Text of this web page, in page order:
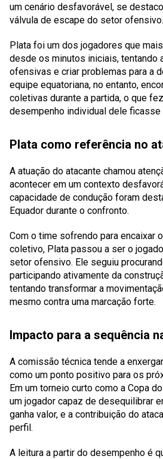
um cenário desfavorável, se
válvula de escape do setor ofensivo.
Plata foi um dos jogadores que
desde os minutos iniciais, tentando
ofensivas e criar problemas para a
equipe equatoriana, no entanto,
coletivas durante a partida, o que
desempenho individual dele ficasse
Plata como referência no
A atuação do atacante chamou
acontecer em um contexto
capacidade de condução foram
Equador durante o confronto.
Com o time sofrendo para encaixar
coletivo, Plata passou a ser o
setor ofensivo. Ele seguiu
participando ativamente da
tentando transformar a
mesmo contra uma marcação forte.
Impacto para a sequência
A comissão técnica tende a
como um ponto positivo para os
Em um torneio curto como a Copa
um jogador capaz de desequilibrar
ganha valor, e a contribuição do
perfil.
A leitura a partir do desempenho é